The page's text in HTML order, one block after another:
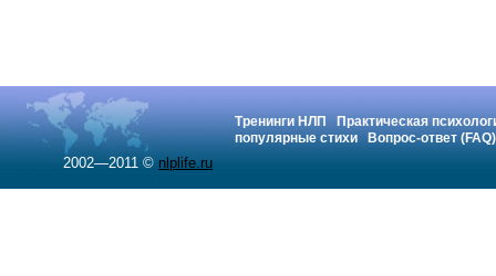
Тренинги НЛП
Практическая
популярные стихи
Вопрос-ответ (FAQ)
2002—2011 © nlplife.ru